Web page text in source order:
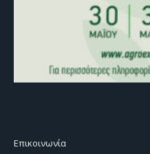
Επικοινωνία